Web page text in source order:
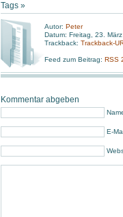
Tags »
Autor: Peter
Datum: Freitag, 23.
Trackback: Trackback-
Feed zum Beitrag: RSS
Kommentar abgeben
E-